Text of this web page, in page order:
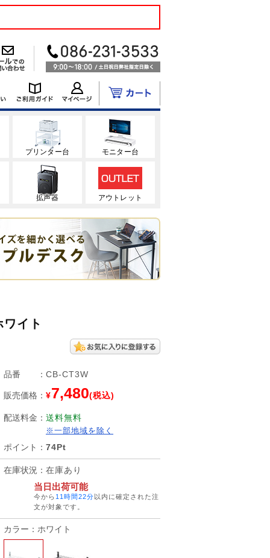
プリンター台 モニター台
拡声器 アウトレット
イト
品番 ： CB-CT3W
販売価格 ： ¥7,480(税込)
配送料金 ： 送料無料
※一部地域を除く
ポイント ： 74Pt
在庫状況 ： 在庫あり
当日出荷可能
今から 11時間22分以内に確定された注
文が対象です。
カラー：ホワイト